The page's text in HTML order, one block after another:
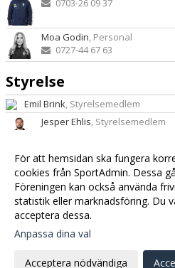
0703-26 09 37
Moa Godin , Personal
0727-44 67 63
Styrelse
Emil Brink , Styrelsemedlem
Jesper Ehlis, Styrelsemedlem
Jonny Arvola, Styrelsemedlem
Pär Nilsson, Styrelsemedlem
Stefan Lindqvist, Styrelsemedlem
inställningar
Webbversion
För att hemsidan ska fungera
cookies från SportAdmin. Dessa
Föreningen kan också använda
statistik eller marknadsföring. Du
acceptera dessa.
Anpassa dina val
Acceptera nödvändiga